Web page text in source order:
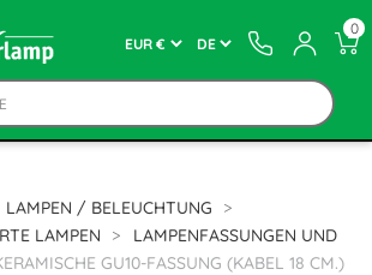
0
LAMPEN / BELEUCHTUNG
LAMPEN
LAMPENFASSUNGEN UND
GU10-FASSUNG (KABEL 18 CM.)